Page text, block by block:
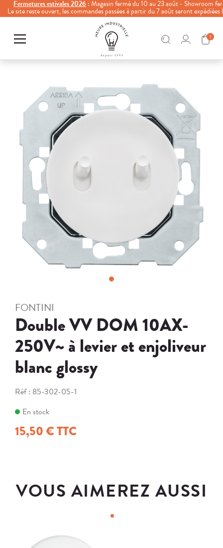
FONTINI
Double VV DOM 10AX-
250V~ à levier et enjoliveur
blanc glossy
Réf : 85-302-05-1
En stock
15,50 € TTC
VOUS AIMEREZ AUSSI
Fermetures estivales 2026 : Magasin fermé du 10 au 23 août - Showroom
Le site reste ouvert, les commandes passées à partir du 7 août seront
1